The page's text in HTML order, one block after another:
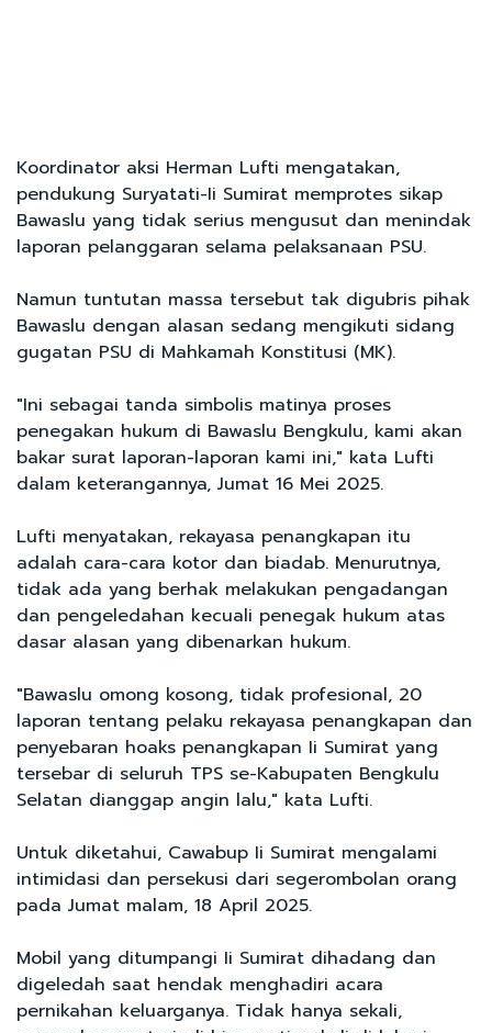
Koordinator aksi Herman Lufti mengatakan,
pendukung Suryatati-Ii Sumirat memprotes sikap
Bawaslu yang tidak serius mengusut dan menindak
laporan pelanggaran selama pelaksanaan PSU.
Namun tuntutan massa tersebut tak digubris pihak
Bawaslu dengan alasan sedang mengikuti sidang
gugatan PSU di Mahkamah Konstitusi (MK).
"Ini sebagai tanda simbolis matinya proses
penegakan hukum di Bawaslu Bengkulu, kami akan
bakar surat laporan-laporan kami ini," kata Lufti
dalam keterangannya, Jumat 16 Mei 2025.
Lufti menyatakan, rekayasa penangkapan itu
adalah cara-cara kotor dan biadab. Menurutnya,
tidak ada yang berhak melakukan pengadangan
dan pengeledahan kecuali penegak hukum atas
dasar alasan yang dibenarkan hukum.
"Bawaslu omong kosong, tidak profesional, 20
laporan tentang pelaku rekayasa penangkapan dan
penyebaran hoaks penangkapan Ii Sumirat yang
tersebar di seluruh TPS se-Kabupaten Bengkulu
Selatan dianggap angin lalu," kata Lufti.
Untuk diketahui, Cawabup Ii Sumirat mengalami
intimidasi dan persekusi dari segerombolan orang
pada Jumat malam, 18 April 2025.
Mobil yang ditumpangi Ii Sumirat dihadang dan
digeledah saat hendak menghadiri acara
pernikahan keluarganya. Tidak hanya sekali,